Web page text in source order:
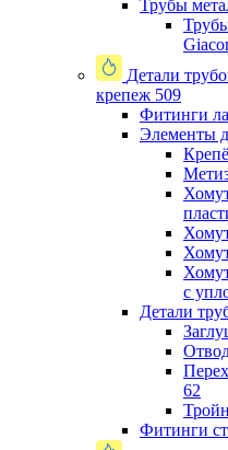
Трубы
Детали
крепеж 509
Фитинги
Элементы
с
Детали
62
Фитинги